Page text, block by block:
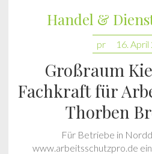
Handel &
pr 16. April
Großraum
Fachkraft für
Thorben
Für Betriebe in
www.arbeitsschutzpro.de